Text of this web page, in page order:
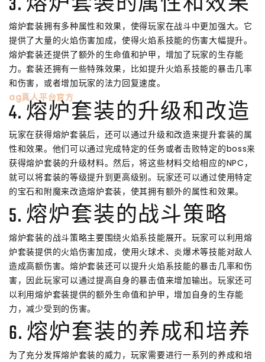
熔炉套装拥有多种属性和效果，使得玩家在战斗中更加强大。它
提供了大量的火焰伤害加成，使得火焰系技能的伤害大幅提升。
熔炉套装还提供了额外的生命值和护甲，增加了玩家的生存能
力。套装还拥有一些特殊效果，比如提升火焰系技能的暴击几率
和伤害，或者增加玩家的法力回复速度。
ag真人平台官方
4. 熔炉套装的升级和改造
玩家在获得熔炉套装后，还可以通过升级和改造来提升套装的属
性和效果。他们可以通过完成特定的任务或者击败特定的boss来
获得熔炉套装的升级材料。然后，将这些材料交给相应的NPC，
就可以将套装的等级提升到更高级别。玩家还可以通过使用特定
的宝石和附魔来改造熔炉套装，使其拥有额外的属性和效果。
5. 熔炉套装的战斗策略
熔炉套装的战斗策略主要围绕火焰系技能展开。玩家可以利用熔
炉套装提供的火焰伤害加成，使用火球术、炎爆术等技能对敌人
造成高额伤害。熔炉套装还可以提升火焰系技能的暴击几率和伤
害，因此玩家可以通过提高自身的暴击值来增加输出。玩家还可
以利用熔炉套装提供的额外生命值和护甲，增加自身的生存能
力，减少受到的伤害。
6. 熔炉套装的养成和培养
为了充分发挥熔炉套装的威力，玩家需要进行一系列的养成和培